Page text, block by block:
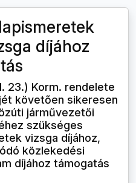
díjához
23.) Korm. rendelete
követően sikeresen
járművezetői
szükséges
vizsga díjához,
közlekedési
díjához támogatás